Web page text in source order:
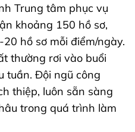
Trung tâm phục vụ
khoảng 150 hồ sơ,
hồ sơ mỗi điểm/ngày.
thường rơi vào buổi
tuần. Đội ngũ công
thiệp, luôn sẵn sàng
trong quá trình làm